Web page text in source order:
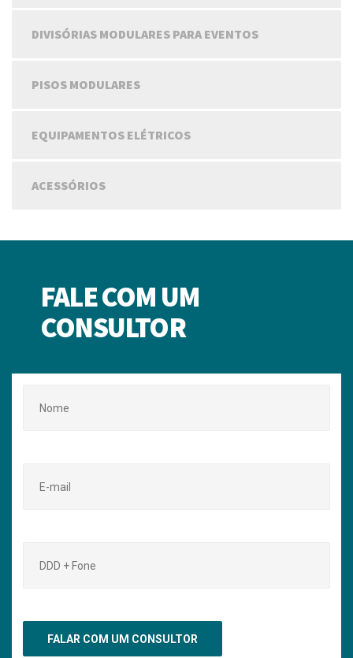
DIVISÓRIAS MODULARES PARA EVENTOS
PISOS MODULARES
EQUIPAMENTOS ELÉTRICOS
ACESSÓRIOS
FALE COM UM
CONSULTOR